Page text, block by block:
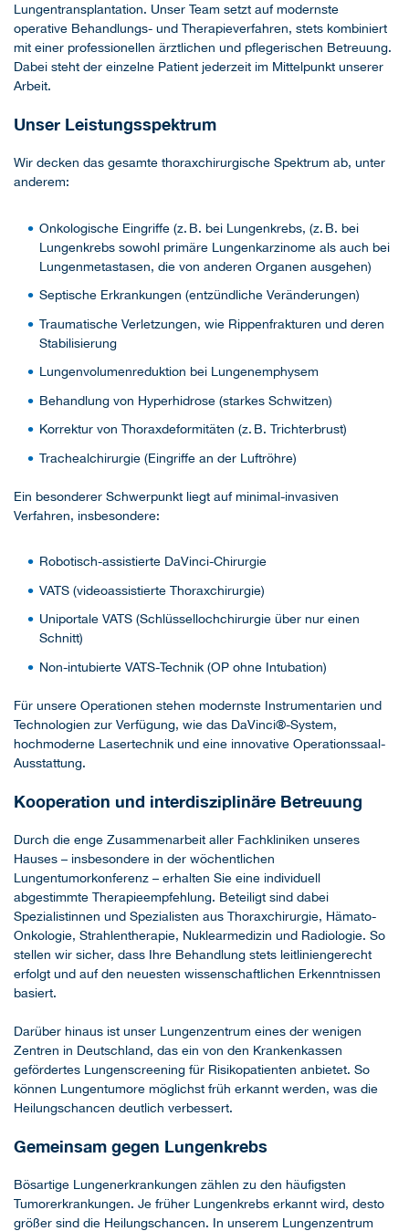
Lungentransplantation. Unser Team setzt auf modernste
operative Behandlungs- und Therapieverfahren, stets kombiniert
mit einer professionellen ärztlichen und pflegerischen Betreuung.
Dabei steht der einzelne Patient jederzeit im Mittelpunkt unserer
Arbeit.
Unser Leistungsspektrum
Wir decken das gesamte thoraxchirurgische Spektrum ab, unter
anderem:
Onkologische Eingriffe (z. B. bei Lungenkrebs, (z. B. bei
Lungenkrebs sowohl primäre Lungenkarzinome als auch bei
Lungenmetastasen, die von anderen Organen ausgehen)
Septische Erkrankungen (entzündliche Veränderungen)
Traumatische Verletzungen, wie Rippenfrakturen und deren
Stabilisierung
Lungenvolumenreduktion bei Lungenemphysem
Behandlung von Hyperhidrose (starkes Schwitzen)
Korrektur von Thoraxdeformitäten (z. B. Trichterbrust)
Trachealchirurgie (Eingriffe an der Luftröhre)
Ein besonderer Schwerpunkt liegt auf minimal-invasiven
Verfahren, insbesondere:
Robotisch-assistierte DaVinci-Chirurgie
VATS (videoassistierte Thoraxchirurgie)
Uniportale VATS (Schlüssellochchirurgie über nur einen
Schnitt)
Non-intubierte VATS-Technik (OP ohne Intubation)
Für unsere Operationen stehen modernste Instrumentarien und
Technologien zur Verfügung, wie das DaVinci®-System,
hochmoderne Lasertechnik und eine innovative Operationssaal-
Ausstattung.
Kooperation und interdisziplinäre Betreuung
Durch die enge Zusammenarbeit aller Fachkliniken unseres
Hauses – insbesondere in der wöchentlichen
Lungentumorkonferenz – erhalten Sie eine individuell
abgestimmte Therapieempfehlung. Beteiligt sind dabei
Spezialistinnen und Spezialisten aus Thoraxchirurgie, Hämato-
Onkologie, Strahlentherapie, Nuklearmedizin und Radiologie. So
stellen wir sicher, dass Ihre Behandlung stets leitliniengerecht
erfolgt und auf den neuesten wissenschaftlichen Erkenntnissen
basiert.
Darüber hinaus ist unser Lungenzentrum eines der wenigen
Zentren in Deutschland, das ein von den Krankenkassen
gefördertes Lungenscreening für Risikopatienten anbietet. So
können Lungentumore möglichst früh erkannt werden, was die
Heilungschancen deutlich verbessert.
Gemeinsam gegen Lungenkrebs
Bösartige Lungenerkrankungen zählen zu den häufigsten
Tumorerkrankungen. Je früher Lungenkrebs erkannt wird, desto
größer sind die Heilungschancen. In unserem Lungenzentrum